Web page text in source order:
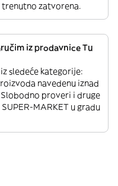
trenutno zatvorena.
iz prodavnice Tu
sledeće kategorije:
navedenu iznad
Slobodno proveri i druge
MARKET u gradu